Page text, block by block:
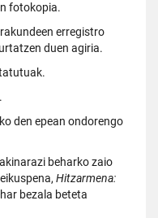
fotokopia.
erregistro
duen agiria.
den epean ondorengo
beharko zaio
Hitzarmena:
bezala beteta